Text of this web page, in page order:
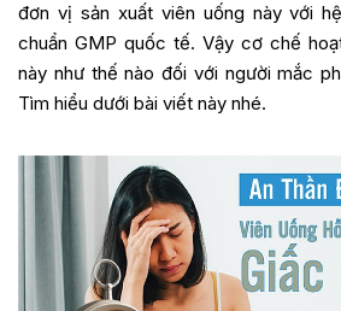
đơn vị sản xuất viên uống này với
chuẩn GMP quốc tế. Vậy cơ chế
này như thế nào đối với người mắc
Tìm hiểu dưới bài viết này nhé.